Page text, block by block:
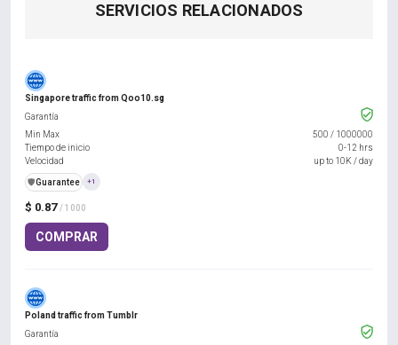
SERVICIOS RELACIONADOS
Singapore traffic from Qoo10.sg
$ 0.87 / 1000
COMPRAR
Garantía
Min Max
500 / 1000000
Tiempo de inicio
0-12 hrs
Velocidad
up to 10K / day
️🛡️Guarantee +1
Poland traffic from Tumblr
Garantía